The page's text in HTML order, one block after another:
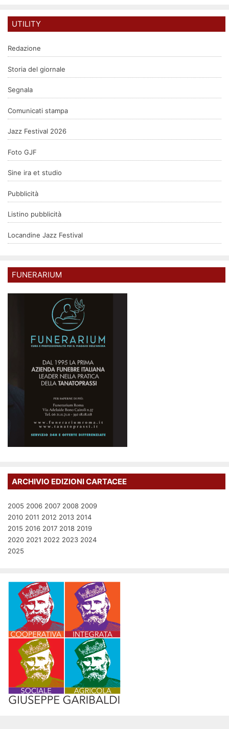
UTILITY
Redazione
Storia del giornale
Segnala
Comunicati stampa
Jazz Festival 2026
Foto GJF
Sine ira et studio
Pubblicità
Listino pubblicità
Locandine Jazz Festival
FUNERARIUM
ARCHIVIO EDIZIONI CARTACEE
2005 2006 2007 2008 2009
2010 2011 2012 2013 2014
2015 2016 2017 2018 2019
2020 2021 2022 2023 2024
2025